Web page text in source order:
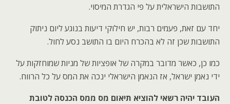
התושבות הישראלית על פי הגדרת המיסוי.
יחד עם זאת, פעמים רבות, יש חילוקי דיעות בנוגע ליום ניתוק
התושבות שכן זה לא בהכרח היום בו התושב נסע לחול.
כמו כן, כאשר מדובר במקרה של אופציות של מניות שמוחזקות על
ידי נאמן ישראל, אז הנאמן הישראלי ינכה את המס על כל הרווח.
העובד יהיה רשאי להוציא תיאום מס ממס הכנסה לטובת